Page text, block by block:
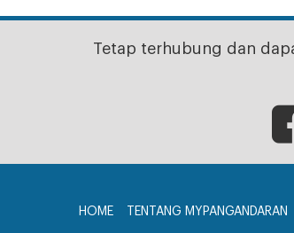
Tetap terhubung dan
HOME TENTANG MYPANGANDARAN